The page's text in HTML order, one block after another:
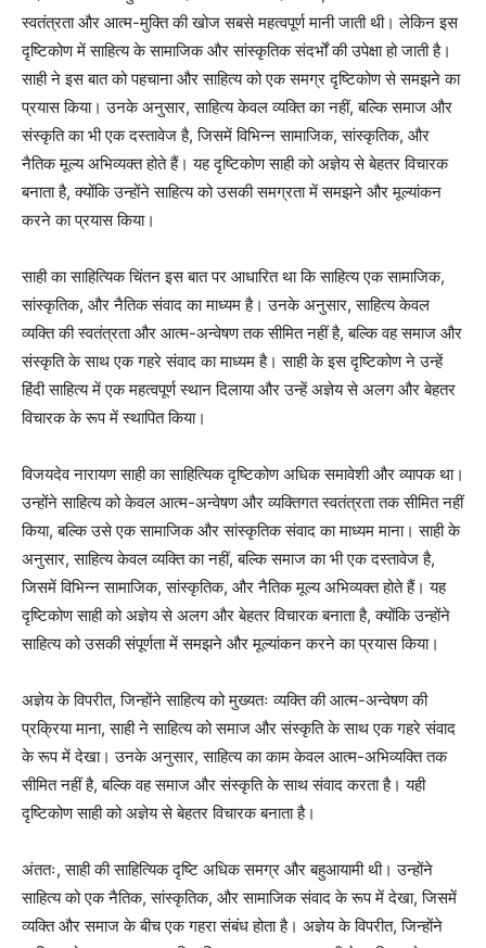
स्वतंत्रता और आत्म-मुक्ति की खोज सबसे महत्वपूर्ण मानी जाती थी। लेकिन इस
दृष्टिकोण में साहित्य के सामाजिक और सांस्कृतिक संदर्भों की उपेक्षा हो जाती है।
साही ने इस बात को पहचाना और साहित्य को एक समग्र दृष्टिकोण से समझने का
प्रयास किया। उनके अनुसार, साहित्य केवल व्यक्ति का नहीं, बल्कि समाज और
संस्कृति का भी एक दस्तावेज है, जिसमें विभिन्न सामाजिक, सांस्कृतिक, और
नैतिक मूल्य अभिव्यक्त होते हैं। यह दृष्टिकोण साही को अज्ञेय से बेहतर विचारक
बनाता है, क्योंकि उन्होंने साहित्य को उसकी समग्रता में समझने और मूल्यांकन
करने का प्रयास किया।
साही का साहित्यिक चिंतन इस बात पर आधारित था कि साहित्य एक सामाजिक,
सांस्कृतिक, और नैतिक संवाद का माध्यम है। उनके अनुसार, साहित्य केवल
व्यक्ति की स्वतंत्रता और आत्म-अन्वेषण तक सीमित नहीं है, बल्कि वह समाज और
संस्कृति के साथ एक गहरे संवाद का माध्यम है। साही के इस दृष्टिकोण ने उन्हें
हिंदी साहित्य में एक महत्वपूर्ण स्थान दिलाया और उन्हें अज्ञेय से अलग और बेहतर
विचारक के रूप में स्थापित किया।
विजयदेव नारायण साही का साहित्यिक दृष्टिकोण अधिक समावेशी और व्यापक था।
उन्होंने साहित्य को केवल आत्म-अन्वेषण और व्यक्तिगत स्वतंत्रता तक सीमित नहीं
किया, बल्कि उसे एक सामाजिक और सांस्कृतिक संवाद का माध्यम माना। साही के
अनुसार, साहित्य केवल व्यक्ति का नहीं, बल्कि समाज का भी एक दस्तावेज है,
जिसमें विभिन्न सामाजिक, सांस्कृतिक, और नैतिक मूल्य अभिव्यक्त होते हैं। यह
दृष्टिकोण साही को अज्ञेय से अलग और बेहतर विचारक बनाता है, क्योंकि उन्होंने
साहित्य को उसकी संपूर्णता में समझने और मूल्यांकन करने का प्रयास किया।
अज्ञेय के विपरीत, जिन्होंने साहित्य को मुख्यतः व्यक्ति की आत्म-अन्वेषण की
प्रक्रिया माना, साही ने साहित्य को समाज और संस्कृति के साथ एक गहरे संवाद
के रूप में देखा। उनके अनुसार, साहित्य का काम केवल आत्म-अभिव्यक्ति तक
सीमित नहीं है, बल्कि वह समाज और संस्कृति के साथ संवाद करता है। यही
दृष्टिकोण साही को अज्ञेय से बेहतर विचारक बनाता है।
अंततः, साही की साहित्यिक दृष्टि अधिक समग्र और बहुआयामी थी। उन्होंने
साहित्य को एक नैतिक, सांस्कृतिक, और सामाजिक संवाद के रूप में देखा, जिसमें
व्यक्ति और समाज के बीच एक गहरा संबंध होता है। अज्ञेय के विपरीत, जिन्होंने